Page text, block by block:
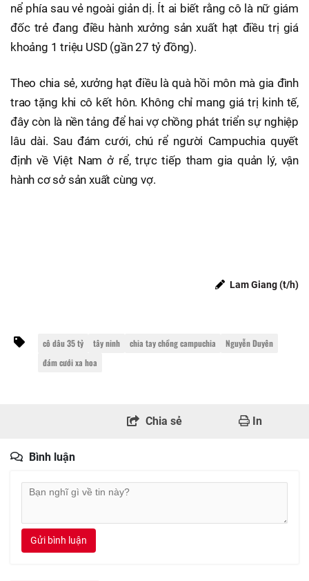
nể phía sau vẻ ngoài giản dị. Ít ai biết rằng cô là nữ giám
đốc trẻ đang điều hành xưởng sản xuất hạt điều trị giá
khoảng 1 triệu USD (gần 27 tỷ đồng).
Theo chia sẻ, xưởng hạt điều là quà hồi môn mà gia đình
trao tặng khi cô kết hôn. Không chỉ mang giá trị kinh tế,
đây còn là nền tảng để hai vợ chồng phát triển sự nghiệp
lâu dài. Sau đám cưới, chú rể người Campuchia quyết
định về Việt Nam ở rể, trực tiếp tham gia quản lý, vận
hành cơ sở sản xuất cùng vợ.
Lam Giang (t/h)
cô dâu 35 tỷ tây ninh chia tay chồng campuchia
Nguyễn Duyên
đám cưới xa hoa
Chia sẻ In
Bình luận
Gửi bình luận